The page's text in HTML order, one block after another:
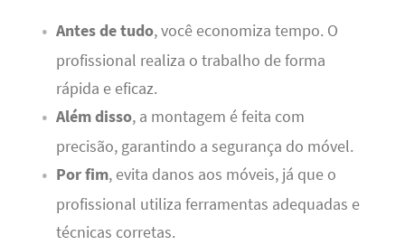
Antes de tudo, você economiza tempo. O
profissional realiza o trabalho de forma
rápida e eficaz.
Além disso, a montagem é feita com
precisão, garantindo a segurança do móvel.
Por fim, evita danos aos móveis, já que o
profissional utiliza ferramentas adequadas e
técnicas corretas.